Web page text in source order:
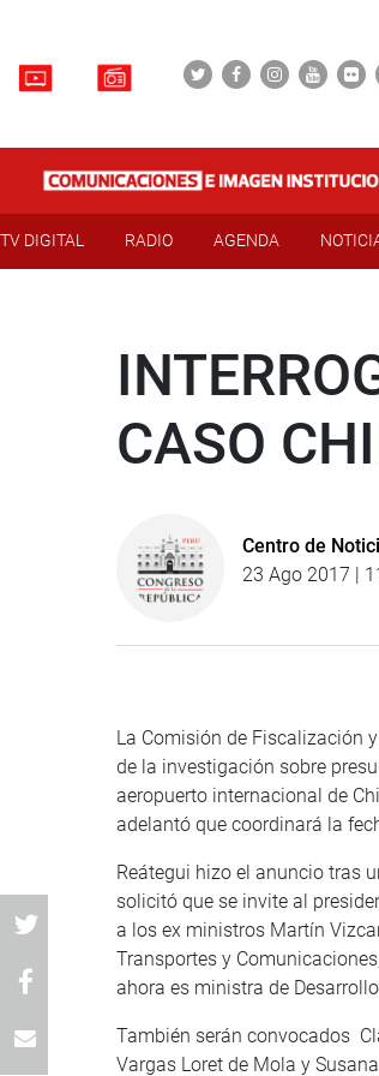
TV DIGITAL RADIO AGENDA
CASO
Centro de
23 Ago 2017 |
La Comisión de Fiscalización
de la investigación sobre
aeropuerto internacional de
adelantó que coordinará la
Reátegui hizo el anuncio tras
solicitó que se invite al
a los ex ministros Martín
Transportes y
ahora es ministra de
También serán convocados
Vargas Loret de Mola y